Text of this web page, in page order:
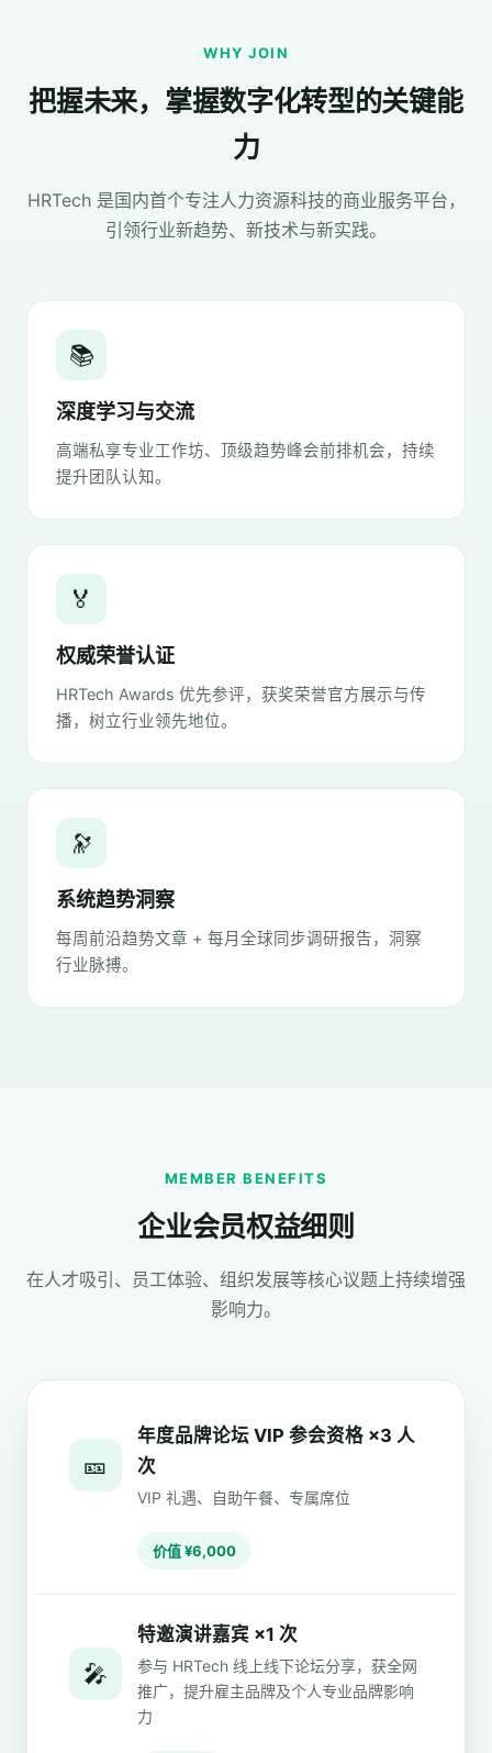
WHY JOIN
把握未来，掌握数字化转型的关键能
力
HRTech 是国内首个专注人力资源科技的商业服务平台，
引领行业新趋势、新技术与新实践。
📚
深度学习与交流
高端私享专业工作坊、顶级趋势峰会前排机会，持续
提升团队认知。
🏅
权威荣誉认证
HRTech Awards 优先参评，获奖荣誉官方展示与传
播，树立行业领先地位。
🔭
系统趋势洞察
每周前沿趋势文章 + 每月全球同步调研报告，洞察
行业脉搏。
MEMBER BENEFITS
企业会员权益细则
在人才吸引、员工体验、组织发展等核心议题上持续增强
影响力。
🎫
年度品牌论坛 VIP 参会资格 ×3 人
次
VIP 礼遇、自助午餐、专属席位
价值 ¥6,000
🎤
特邀演讲嘉宾 ×1 次
参与 HRTech 线上线下论坛分享，获全网
推广，提升雇主品牌及个人专业品牌影响
力